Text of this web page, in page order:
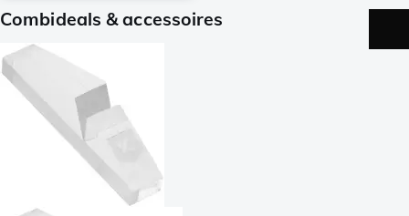
Combideals & accessoires